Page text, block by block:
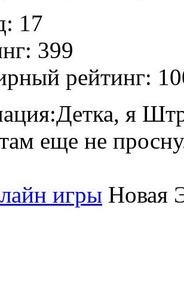
17
399
рейтинг:
Детка, я
еще не
игры Новая